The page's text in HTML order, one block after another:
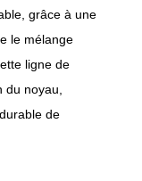
grâce à une
le mélange
ligne de
noyau,
de